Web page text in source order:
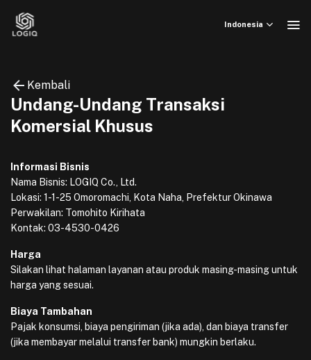
Indonesia
Kembali
Undang-Undang Transaksi
Komersial Khusus
Informasi Bisnis
Nama Bisnis: LOGIQ Co., Ltd.
Lokasi: 1-1-25 Omoromachi, Kota Naha, Prefektur Okinawa
Perwakilan: Tomohito Kirihata
Kontak: 03-4530-0426
Harga
Silakan lihat halaman layanan atau produk masing-masing untuk
harga yang sesuai.
Biaya Tambahan
Pajak konsumsi, biaya pengiriman (jika ada), dan biaya transfer
(jika membayar melalui transfer bank) mungkin berlaku.